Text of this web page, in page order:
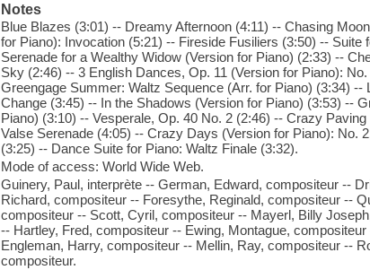
Notes
Blue Blazes (3:01) -- Dreamy Afternoon (4:11) -- Chasing
for Piano): Invocation (5:21) -- Fireside Fusiliers (3:50) --
Serenade for a Wealthy Widow (Version for Piano) (2:33) --
Sky (2:46) -- 3 English Dances, Op. 11 (Version for Piano):
Greengage Summer: Waltz Sequence (Arr. for Piano) (3:34)
Change (3:45) -- In the Shadows (Version for Piano) (3:53) --
Piano) (3:10) -- Vesperale, Op. 40 No. 2 (2:46) -- Crazy
Valse Serenade (4:05) -- Crazy Days (Version for Piano): No.
(3:25) -- Dance Suite for Piano: Waltz Finale (3:32).
Mode of access: World Wide Web.
Guinery, Paul, interprète -- German, Edward, compositeur --
Richard, compositeur -- Foresythe, Reginald, compositeur --
compositeur -- Scott, Cyril, compositeur -- Mayerl, Billy
-- Hartley, Fred, compositeur -- Ewing, Montague,
Engleman, Harry, compositeur -- Mellin, Ray, compositeur --
compositeur.